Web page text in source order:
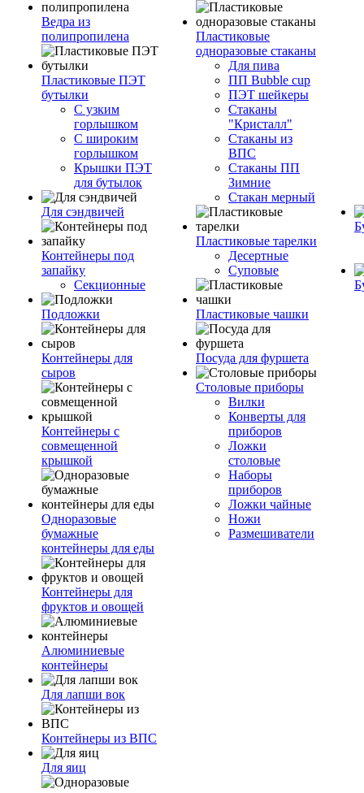
Ведра из
полипропилена
Пластиковые ПЭТ
бутылки
С узким
горлышком
С широким
горлышком
Крышки ПЭТ
для бутылок
Для сэндвичей
Контейнеры под
запайку
Секционные
Подложки
Контейнеры для
сыров
Контейнеры с
совмещенной
крышкой
Одноразовые
бумажные
контейнеры для еды
Контейнеры для
фруктов и овощей
Алюминиевые
контейнеры
Для лапши вок
Контейнеры из ВПС
Для яиц
Пластиковые
одноразовые стаканы
Для пива
ПП Bubble cup
ПЭТ шейкеры
Стаканы
"Кристалл"
Стаканы из
ВПС
Стаканы ПП
Зимние
Стакан мерный
Пластиковые тарелки
Десертные
Суповые
Пластиковые чашки
Посуда для фуршета
Столовые приборы
Вилки
Конверты для
приборов
Ложки
столовые
Наборы
приборов
Ложки чайные
Ножи
Размешиватели